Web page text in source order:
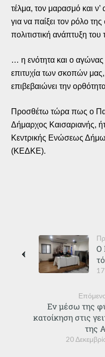
τέλμα, τον μαρασμό και ν’
για να παίξει τον ρόλο
πολιτιστική ανάπτυξη
… η ενότητα και ο αγώνας
επιτυχία των σκοπών
επιβεβαιώνει την
Προσθέτω τώρα πως ο
Δήμαρχος Καισαριανής,
Κεντρικής Ενώσεως
(ΚΕΔΚΕ).
Ο
20
Εν μέσω της
κατοίκηση στις
της